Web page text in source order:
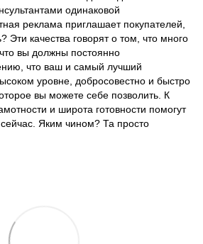
одинаковой
реклама приглашает покупателей,
Эти качества говорят о том, что много
вы должны постоянно
что ваш и самый лучший
уровне, добросовестно и быстро
вы можете себе позволить. К
и широта готовности помогут
Яким чином? Та просто